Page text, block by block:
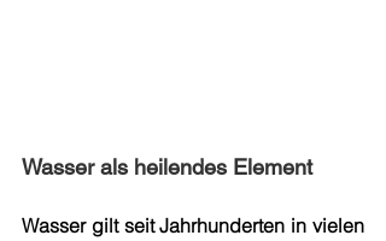
Wasser als heilendes Element
Wasser gilt seit Jahrhunderten in vielen